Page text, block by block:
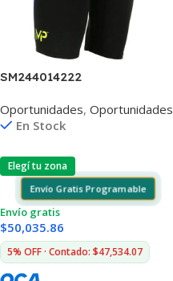
SM244014222
Oportunidades, Oportunidades
En Stock
Elegí tu zona
Envío Gratis Programable
Envío gratis
$50,035.86
5% OFF · Contado: $47,534.07